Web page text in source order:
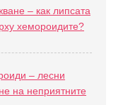
– как липсата
хемороидите?
– лесни
на неприятните